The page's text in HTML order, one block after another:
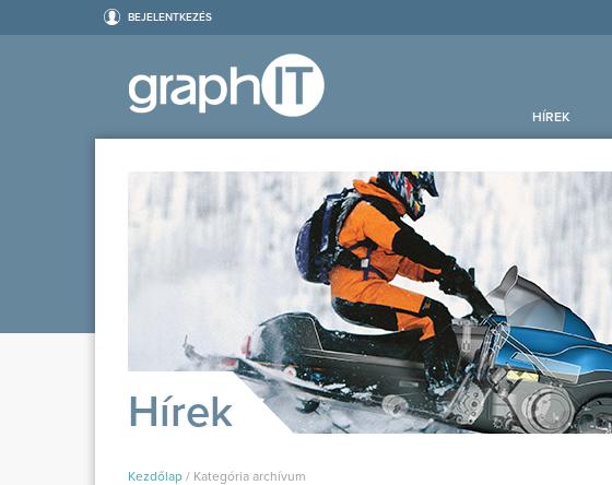
BEJELENTKEZÉS
HÍREK
Hírek
Kezdőlap / Kategória archívum